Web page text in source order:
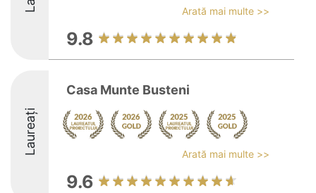
Arată mai multe >>
9.8
Laureați
Casa Munte Busteni
Arată mai multe >>
9.6